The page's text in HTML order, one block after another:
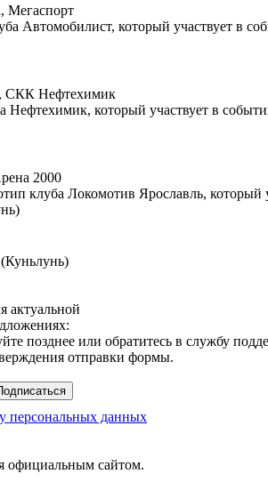
Мегаспорт
СКК Нефтехимик
2000
актуальной
позднее или обратитесь в службу
отправки формы.
персональных данных
официальным сайтом.